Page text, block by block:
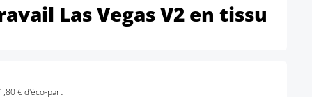
Las Vegas V2 en tissu
€d'éco-part